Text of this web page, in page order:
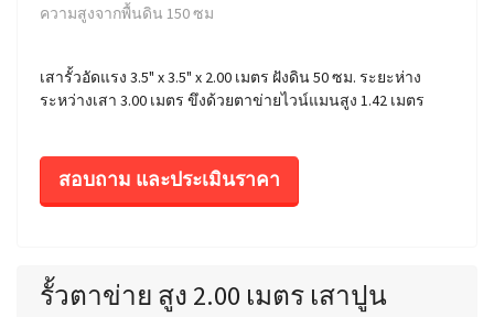
ความสูงจากพื้นดิน 150 ซม
เสารั้วอัดแรง 3.5" x 3.5" x 2.00 เมตร ฝังดิน 50 ซม. ระยะห่าง
ระหว่างเสา 3.00 เมตร ขึงด้วยตาข่ายไวน์แมนสูง 1.42 เมตร
สอบถาม และประเมินราคา
รั้วตาข่าย สูง 2.00 เมตร เสาปูน